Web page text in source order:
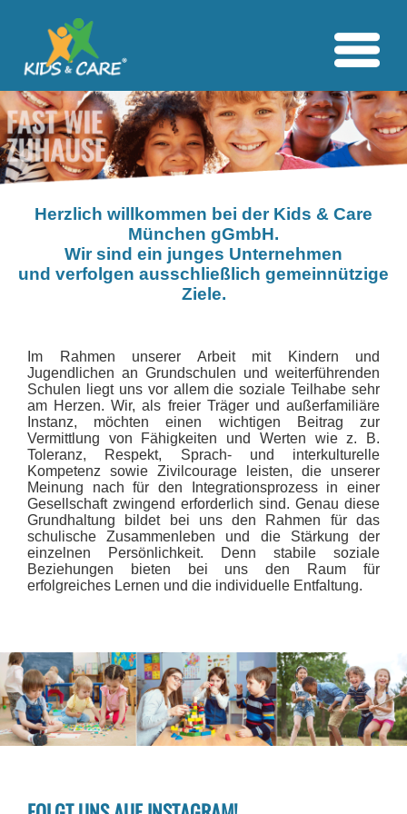
Herzlich willkommen bei der Kids & Care
München gGmbH.
Wir sind ein junges Unternehmen
und verfolgen ausschließlich gemeinnützige
Ziele.
Im Rahmen unserer Arbeit mit Kindern und
Jugendlichen an Grundschulen und weiterführenden
Schulen liegt uns vor allem die soziale Teilhabe sehr
am Herzen. Wir, als freier Träger und außerfamiliäre
Instanz, möchten einen wichtigen Beitrag zur
Vermittlung von Fähigkeiten und Werten wie z. B.
Toleranz, Respekt, Sprach- und interkulturelle
Kompetenz sowie Zivilcourage leisten, die unserer
Meinung nach für den Integrationsprozess in einer
Gesellschaft zwingend erforderlich sind. Genau diese
Grundhaltung bildet bei uns den Rahmen für das
schulische Zusammenleben und die Stärkung der
einzelnen Persönlichkeit. Denn stabile soziale
Beziehungen bieten bei uns den Raum für
erfolgreiches Lernen und die individuelle Entfaltung.